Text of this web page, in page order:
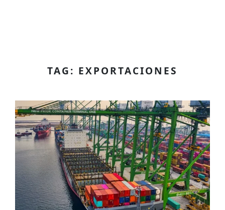
TAG: EXPORTACIONES